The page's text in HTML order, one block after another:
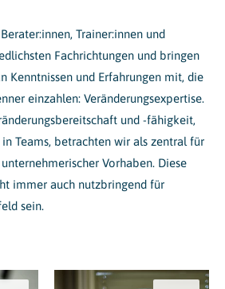
Trainer:innen und
Fachrichtungen und bringen
Kenntnissen und Erfahrungen mit, die
einzahlen: Veränderungsexpertise.
und -fähigkeit,
Teams, betrachten wir als zentral für
Vorhaben. Diese
immer auch nutzbringend für
sein.